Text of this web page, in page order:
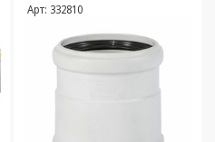
Арт: 332810